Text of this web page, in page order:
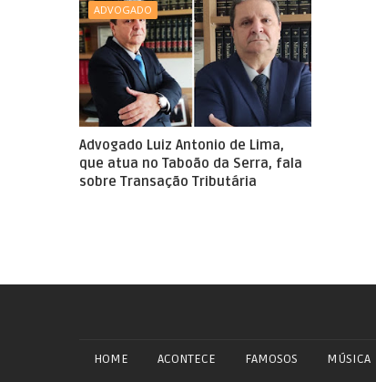
ADVOGADO
Advogado Luiz Antonio de Lima,
que atua no Taboão da Serra, fala
sobre Transação Tributária
HOME ACONTECE FAMOSOS MÚSICA